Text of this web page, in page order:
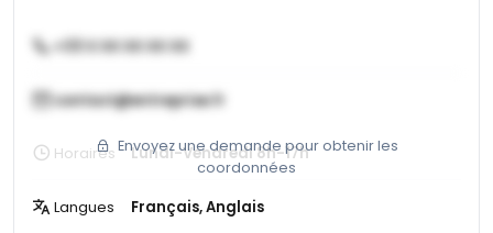
+33 X XX XX XX XX
contact@entreprise.fr
Envoyez une demande pour obtenir les
coordonnées
Horaires Lundi-Vendredi 8h-17h
Langues Français, Anglais